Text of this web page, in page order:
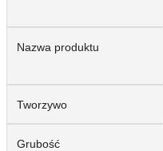
Nazwa produktu
Tworzywo
Grubość